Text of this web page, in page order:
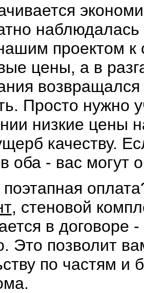
проектом
цены, а в
Просто нужно
низкие цены
качеству.
оба - вас могут
поэтапная
, стеновой
в договоре
Это позволит
по частям и